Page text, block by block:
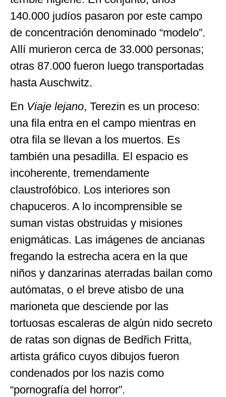
140.000 judíos pasaron por este campo
de concentración denominado “modelo”.
Allí murieron cerca de 33.000 personas;
otras 87.000 fueron luego transportadas
hasta Auschwitz.
En Viaje lejano, Terezin es un proceso:
una fila entra en el campo mientras en
otra fila se llevan a los muertos. Es
también una pesadilla. El espacio es
incoherente, tremendamente
claustrofóbico. Los interiores son
chapuceros. A lo incomprensible se
suman vistas obstruidas y misiones
enigmáticas. Las imágenes de ancianas
fregando la estrecha acera en la que
niños y danzarinas aterradas bailan como
autómatas, o el breve atisbo de una
marioneta que desciende por las
tortuosas escaleras de algún nido secreto
de ratas son dignas de Bedřich Fritta,
artista gráfico cuyos dibujos fueron
condenados por los nazis como
“pornografía del horror”.